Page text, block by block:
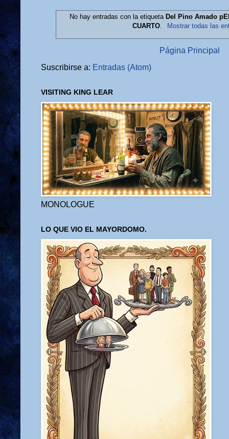
No hay entradas con la etiqueta Del Pino Amado
CUARTO. Mostrar todas las
Página Principal
Suscribirse a: Entradas (Atom)
VISITING KING LEAR
MONOLOGUE
LO QUE VIO EL MAYORDOMO.